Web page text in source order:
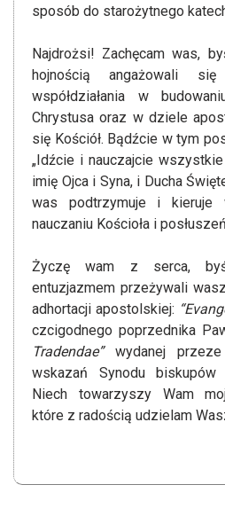
sposób do starożytnego
Najdrożsi! Zachęcam was,
hojnością angażowali
współdziałania w
Chrystusa oraz w dziele
się Kościół. Bądźcie w tym
„Idźcie i nauczajcie
imię Ojca i Syna, i Ducha
was podtrzymuje i kieruje
nauczaniu Kościoła i
Życzę wam z serca,
entuzjazmem przeżywali
adhortacji apostolskiej:
czcigodnego poprzednika
Tradendae”wydanej
wskazań Synodu
Niech towarzyszy Wam
które z radością udzielam